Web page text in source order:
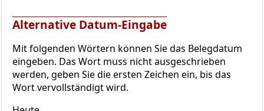
Alternative Datum-Eingabe
Mit folgenden Wörtern können Sie das Belegdatum
eingeben. Das Wort muss nicht ausgeschrieben
werden, geben Sie die ersten Zeichen ein, bis das
Wort vervollständigt wird.